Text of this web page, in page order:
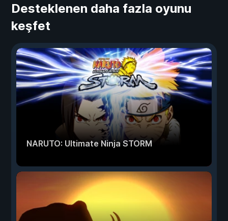
Desteklenen daha fazla oyunu
keşfet
NARUTO: Ultimate Ninja STORM